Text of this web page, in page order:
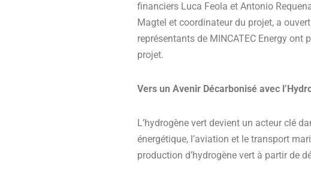
financiers Luca Feola et Antonio
Magtel et coordinateur du projet, a
représentants de MINCATEC Energy
projet.
Vers un Avenir Décarbonisé avec
L’hydrogène vert devient un acteur clé
énergétique, l’aviation et le transport
production d’hydrogène vert à partir de